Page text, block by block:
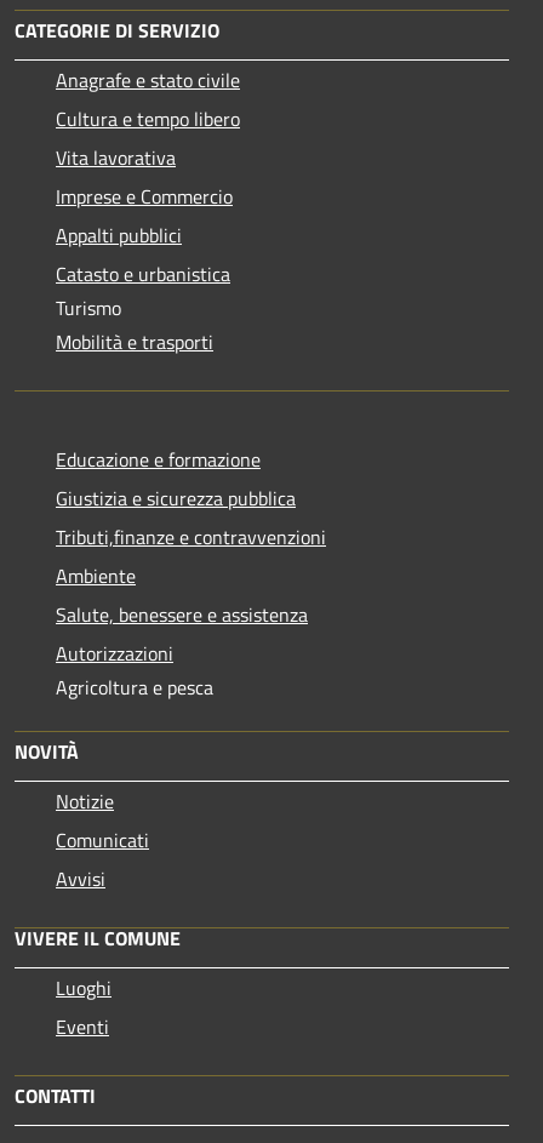
CATEGORIE DI SERVIZIO
Anagrafe e stato civile
Cultura e tempo libero
Vita lavorativa
Imprese e Commercio
Appalti pubblici
Catasto e urbanistica
Turismo
Mobilità e trasporti
Educazione e formazione
Giustizia e sicurezza pubblica
Tributi,finanze e contravvenzioni
Ambiente
Salute, benessere e assistenza
Autorizzazioni
Agricoltura e pesca
NOVITÀ
Notizie
Comunicati
Avvisi
VIVERE IL COMUNE
Luoghi
Eventi
CONTATTI